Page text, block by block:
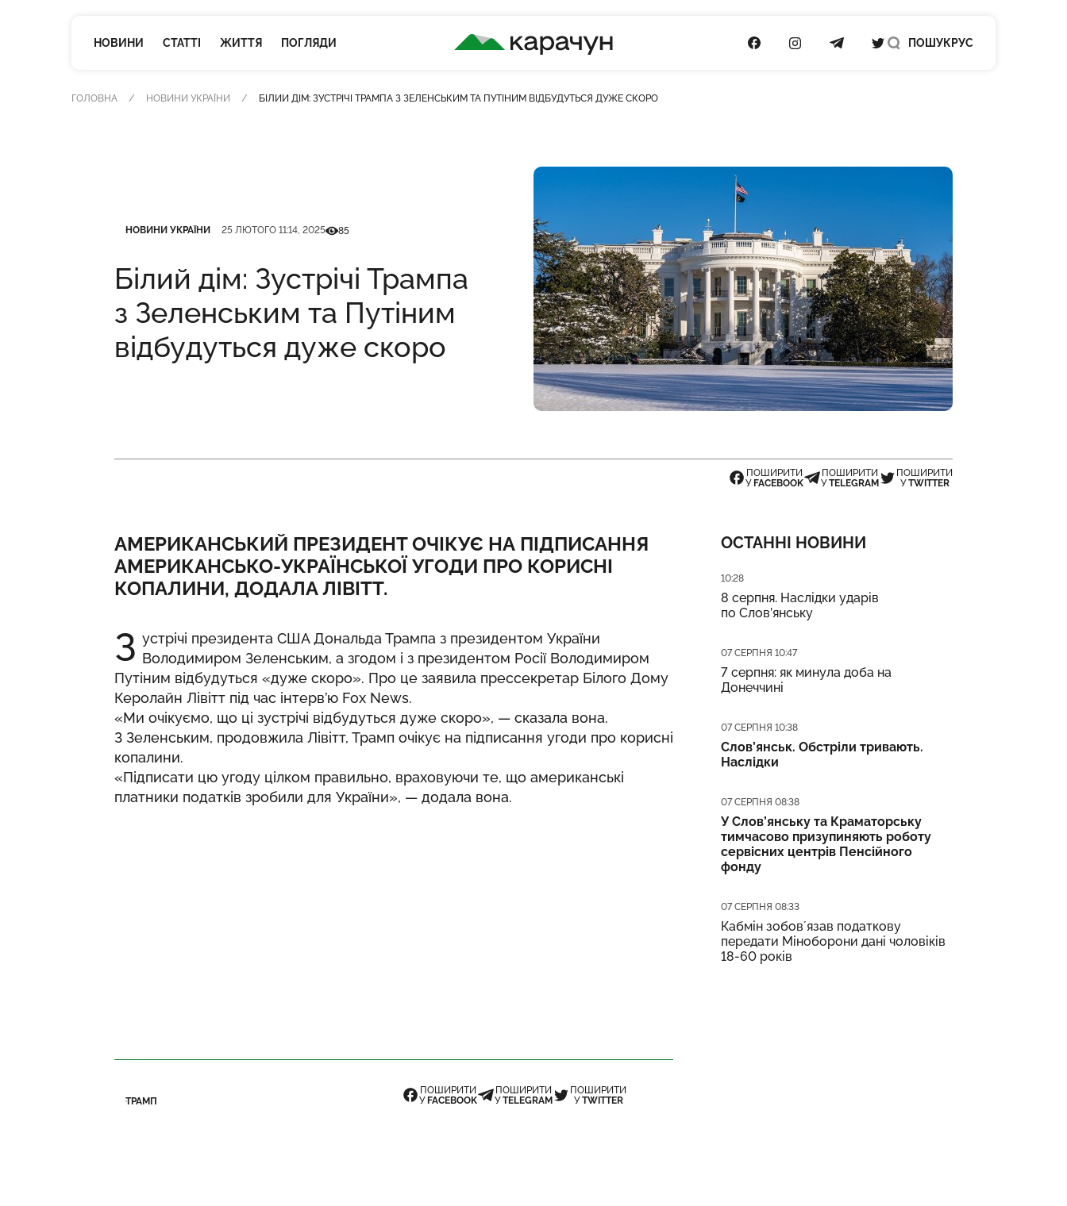
НОВИНИ СТАТТІ ЖИТТЯ ПОГЛЯДИ
КАРАЧУН
ПОСИЛАННЯ НА FACEBOOK
ПОСИЛАННЯ НА INSTAGRAM
ПОСИЛАННЯ НА TELEGRAM
ПОСИЛАННЯ НА TWITTER
ПОШУК РУС
ГОЛОВНА НОВИНИ УКРАЇНИ БІЛИЙ ДІМ: ЗУСТРІЧІ ТРАМПА З ЗЕЛЕНСЬКИМ ТА ПУТІНИМ ВІДБУДУТЬСЯ ДУЖЕ СКОРО
НОВИНИ УКРАЇНИ 25 ЛЮТОГО 11:14, 2025Кількість переглядів
85
Білий дім: Зустрічі Трампа
з Зеленським та Путіним
відбудуться дуже скоро
ПОШИРИТИ
У FACEBOOK
ПОШИРИТИ
УTELEGRAM
ПОШИРИТИ
УTWITTER
АМЕРИКАНСЬКИЙ ПРЕЗИДЕНТ ОЧІКУЄ НА ПІДПИСАННЯ
АМЕРИКАНСЬКО-УКРАЇНСЬКОЇ УГОДИ ПРО КОРИСНІ
КОПАЛИНИ, ДОДАЛА ЛІВІТТ.
З устрічі президента США Дональда Трампа з президентом України
Володимиром Зеленським, а згодом і з президентом Росії Володимиром
Путіним відбудуться «дуже скоро». Про це заявила прессекретар Білого Дому
Керолайн Лівітт під час інтерв’ю Fox News.
«Ми очікуємо, що ці зустрічі відбудуться дуже скоро», — сказала вона.
З Зеленським, продовжила Лівітт, Трамп очікує на підписання угоди про корисні
копалини.
«Підписати цю угоду цілком правильно, враховуючи те, що американські
платники податків зробили для України», — додала вона.
ТРАМП
ПОШИРИТИ
У FACEBOOK
ПОШИРИТИ
УTELEGRAM
ПОШИРИТИ
УTWITTER
ОСТАННІ НОВИНИ
Дата публікації
10:28
8 серпня. Наслідки ударів
по Слов’янську
Дата публікації
07 СЕРПНЯ 10:47
7 серпня: як минула доба на
Донеччині
Дата публікації
07 СЕРПНЯ 10:38
Слов’янськ. Обстріли тривають.
Наслідки
Дата публікації
07 СЕРПНЯ 08:38
У Слов’янську та Краматорську
тимчасово призупиняють роботу
сервісних центрів Пенсійного
фонду
Дата публікації
07 СЕРПНЯ 08:33
Кабмін зобовʼязав податкову
передати Міноборони дані чоловіків
18-60 років